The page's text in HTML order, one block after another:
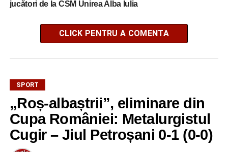
jucători de la CSM Unirea Alba Iulia
CLICK PENTRU A COMENTA
SPORT
„Roș-albaștrii”, eliminare din
Cupa României: Metalurgistul
Cugir – Jiul Petroșani 0-1 (0-0)